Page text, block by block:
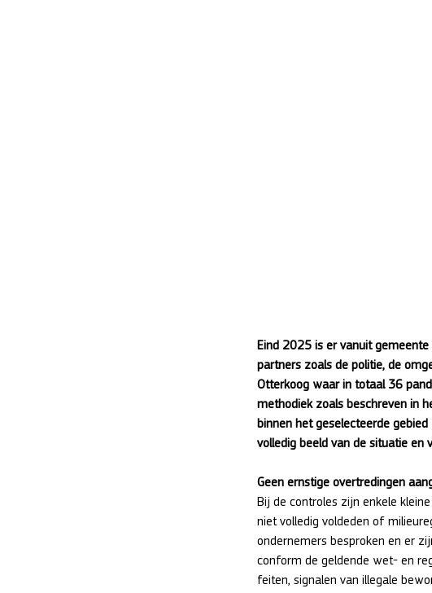
Eind 2025 is er vanuit
partners zoals de politie, de
Otterkoog waar in totaal 36
methodiek zoals beschreven in
binnen het geselecteerde
volledig beeld van de situatie en
Geen ernstige overtredingen
Bij de controles zijn enkele
niet volledig voldeden of
ondernemers besproken en er
conform de geldende wet- en
feiten, signalen van illegale